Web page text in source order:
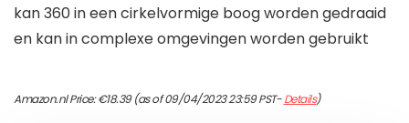
kan 360 in een cirkelvormige boog worden gedraaid
en kan in complexe omgevingen worden gebruikt
Amazon.nl Price:€18.39(as of 09/04/2023 23:59 PST-Details)